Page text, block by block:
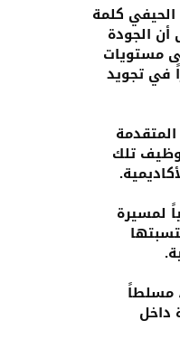
الحيفي كلمة
أن الجودة
مستويات
في تجويد
تلك
لمسيرة
التي اكتسبتها
مسلطاً
داخل